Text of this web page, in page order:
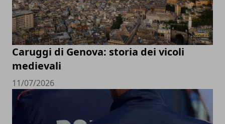
Caruggi di Genova: storia dei vicoli
medievali
11/07/2026